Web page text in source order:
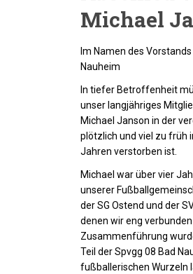
Michael
Im Namen des
Nauheim
In tiefer Betroffenheit
unser langjähriges
Michael Janson in der
plötzlich und viel zu früh
Jahren verstorben ist.
Michael war über vier
unserer
der SG Ostend und der
denen wir eng
Zusammenführung
Teil der Spvgg 08 Bad
fußballerischen Wurzeln